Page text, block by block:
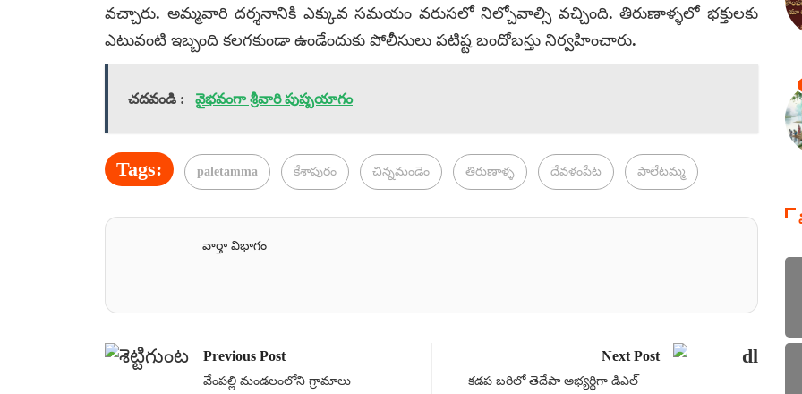
వచ్చారు. అమ్మవారి దర్శనానికి ఎక్కువ సమయం వరుసలో నిల్చోవాల్సి వచ్చింది. తిరుణాళ్ళలో భక్తులకు
ఎటువంటి ఇబ్బంది కలగకుండా ఉండేందుకు పోలీసులు పటిష్ట బందోబస్తు నిర్వహించారు.
చదవండి : వైభవంగా శ్రీవారి పుష్పయాగం
Tags: paletamma కేశాపురం చిన్నమండెం తిరుణాళ్ళ దేవళంపేట పాలేటమ్మ
వార్తా విభాగం
Previous Post
వేంపల్లి మండలంలోని గ్రామాలు
Next Post
కడప బరిలో తెదేపా అభ్యర్థిగా డిఎల్